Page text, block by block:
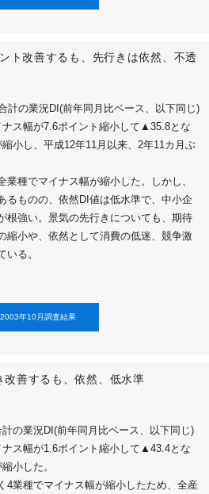
ト改善するも、先行きは依然、不透
計の業況DI(前年同月比ベース、以下同じ)
ス幅が7.6ポイント縮小して▲35.8とな
小し、平成12年11月以来、2年11カ月ぶ
種でマイナス幅が縮小した。しかし、
るものの、依然DI値は低水準で、中小企
根強い。景気の先行きについても、期待
縮小や、依然として消費の低迷、競争激
る。
2003年10月調査結果
改善するも、依然、低水準
の業況DI(前年同月比ベース、以下同じ)
ス幅が1.6ポイント縮小して▲43.4とな
小した。
4業種でマイナス幅が縮小したため、全産